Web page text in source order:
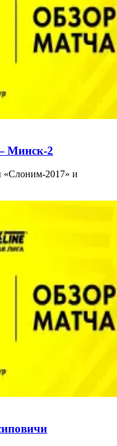
Минск-2
«Слоним-2017» и